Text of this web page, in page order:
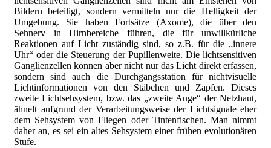
Bildern beteiligt, sondern vermitteln nur die Helligkeit der
Umgebung. Sie haben Fortsätze (Axome), die über den
Sehnerv in Hirnbereiche führen, die für unwillkürliche
Reaktionen auf Licht zuständig sind, so z.B. für die „innere
Uhr“ oder die Steuerung der Pupillenweite. Die lichtsensitiven
Ganglienzellen können aber nicht nur das Licht direkt erfassen,
sondern sind auch die Durchgangsstation für nichtvisuelle
Lichtinformationen von den Stäbchen und Zapfen. Dieses
zweite Lichtsehsystem, bzw. das „zweite Auge“ der Netzhaut,
ähnelt aufgrund der Verarbeitungsweise der Lichtsignale eher
dem Sehsystem von Fliegen oder Tintenfischen. Man nimmt
daher an, es sei ein altes Sehsystem einer frühen evolutionären
Stufe.